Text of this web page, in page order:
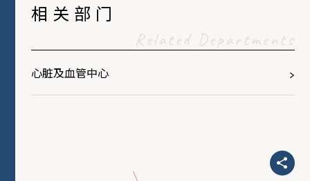
相关部门
Related Departments
心脏及血管中心